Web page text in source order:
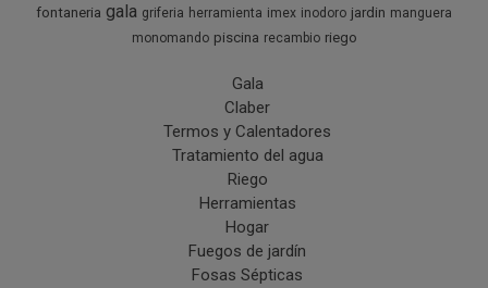
fontaneria gala griferia herramienta imex inodoro jardin manguera
monomando piscina recambio riego
Gala
Claber
Termos y Calentadores
Tratamiento del agua
Riego
Herramientas
Hogar
Fuegos de jardín
Fosas Sépticas